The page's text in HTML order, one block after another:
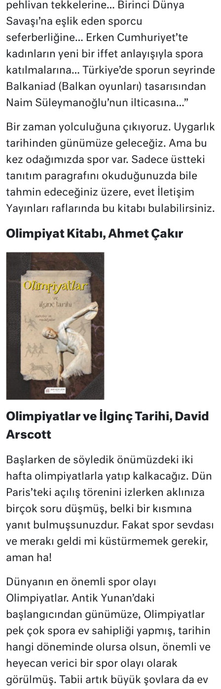
pehlivan tekkelerine… Birinci Dünya
Savaşı’na eşlik eden sporcu
seferberliğine… Erken Cumhuriyet’te
kadınların yeni bir iffet anlayışıyla spora
katılmalarına… Türkiye’de sporun seyrinde
Balkaniad (Balkan oyunları) tasarısından
Naim Süleymanoğlu’nun ilticasına…”
Bir zaman yolculuğuna çıkıyoruz. Uygarlık
tarihinden günümüze geleceğiz. Ama bu
kez odağımızda spor var. Sadece üstteki
tanıtım paragrafını okuduğunuzda bile
tahmin edeceğiniz üzere, evet İletişim
Yayınları raflarında bu kitabı bulabilirsiniz.
Olimpiyat Kitabı, Ahmet Çakır
Olimpiyatlar ve İlginç Tarihi, David
Arscott
Başlarken de söyledik önümüzdeki iki
hafta olimpiyatlarla yatıp kalkacağız. Dün
Paris’teki açılış törenini izlerken aklınıza
birçok soru düşmüş, belki bir kısmına
yanıt bulmuşsunuzdur. Fakat spor sevdası
ve merakı geldi mi küstürmemek gerekir,
aman ha!
Dünyanın en önemli spor olayı
Olimpiyatlar. Antik Yunan’daki
başlangıcından günümüze, Olimpiyatlar
pek çok spora ev sahipliği yapmış, tarihin
hangi döneminde olursa olsun, önemli ve
heyecan verici bir spor olayı olarak
görülmüş. Tabii artık büyük şovlara da ev